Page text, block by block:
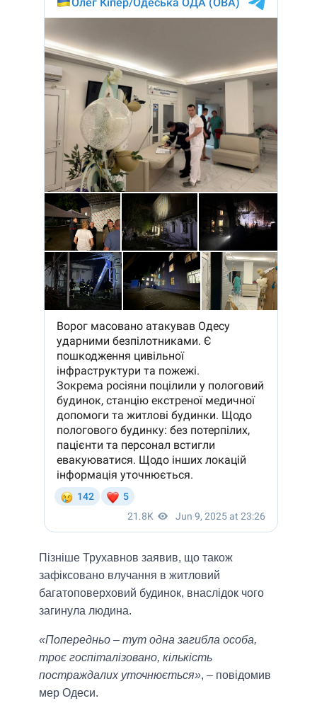
Пізніше Трухавнов заявив, що також
зафіксовано влучання в житловий
багатоповерховий будинок, внаслідок чого
загинула людина.
«Попередньо – тут одна загибла особа,
троє госпіталізовано, кількість
постраждалих уточнюється», – повідомив
мер Одеси.